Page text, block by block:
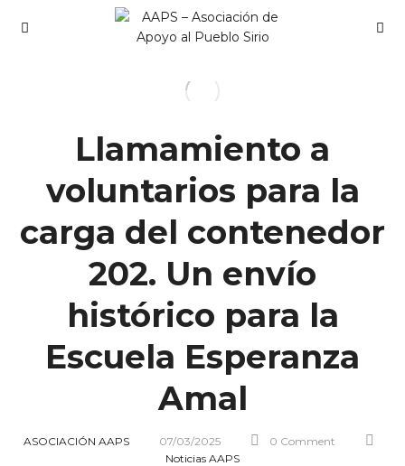
Llamamiento a
voluntarios para la
carga del contenedor
202. Un envío
histórico para la
Escuela Esperanza
Amal
ASOCIACIÓN AAPS 07/03/2025
0 Comment
Noticias AAPS